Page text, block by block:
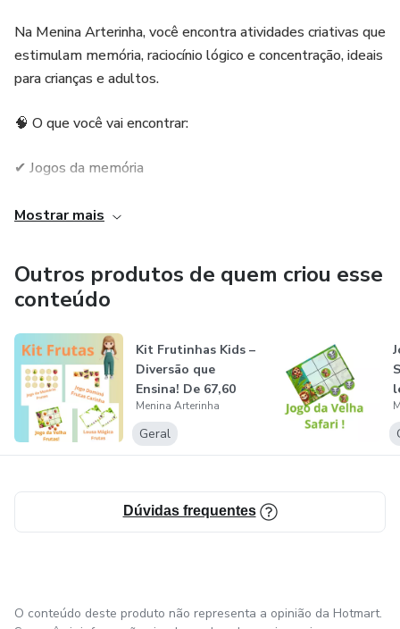
Na Menina Arterinha, você encontra atividades criativas que
estimulam memória, raciocínio lógico e concentração, ideais
para crianças e adultos.
🧠 O que você vai encontrar:
✔ Jogos da memória
✔ Dominó educativo
✔ Atividades de raciocínio
✔ Conteúdos criativos para desenvolver a mente
📥 Como funciona:
Você compra
Imprime em casa
✨ Benefícios:
Mostrar mais
Outros produtos de quem criou esse
conteúdo
Kit Frutinhas Kids –
Diversão que
Ensina! De 67,60
Por 54,00
Menina Arterinha
Geral
Dúvidas frequentes
O conteúdo deste produto não representa a opinião da Hotmart.